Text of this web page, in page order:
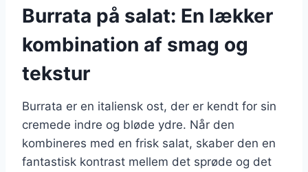
Burrata på salat: En lækker
kombination af smag og
tekstur
Burrata er en italiensk ost, der er kendt for sin
cremede indre og bløde ydre. Når den
kombineres med en frisk salat, skaber den en
fantastisk kontrast mellem det sprøde og det